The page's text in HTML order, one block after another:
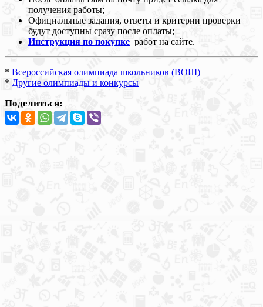
получения работы;
Официальные задания, ответы и критерии проверки
будут доступны сразу после оплаты;
Инструкция по покупке работ на сайте.
* Всероссийская олимпиада школьников (ВОШ)
* Другие олимпиады и конкурсы
Поделиться: